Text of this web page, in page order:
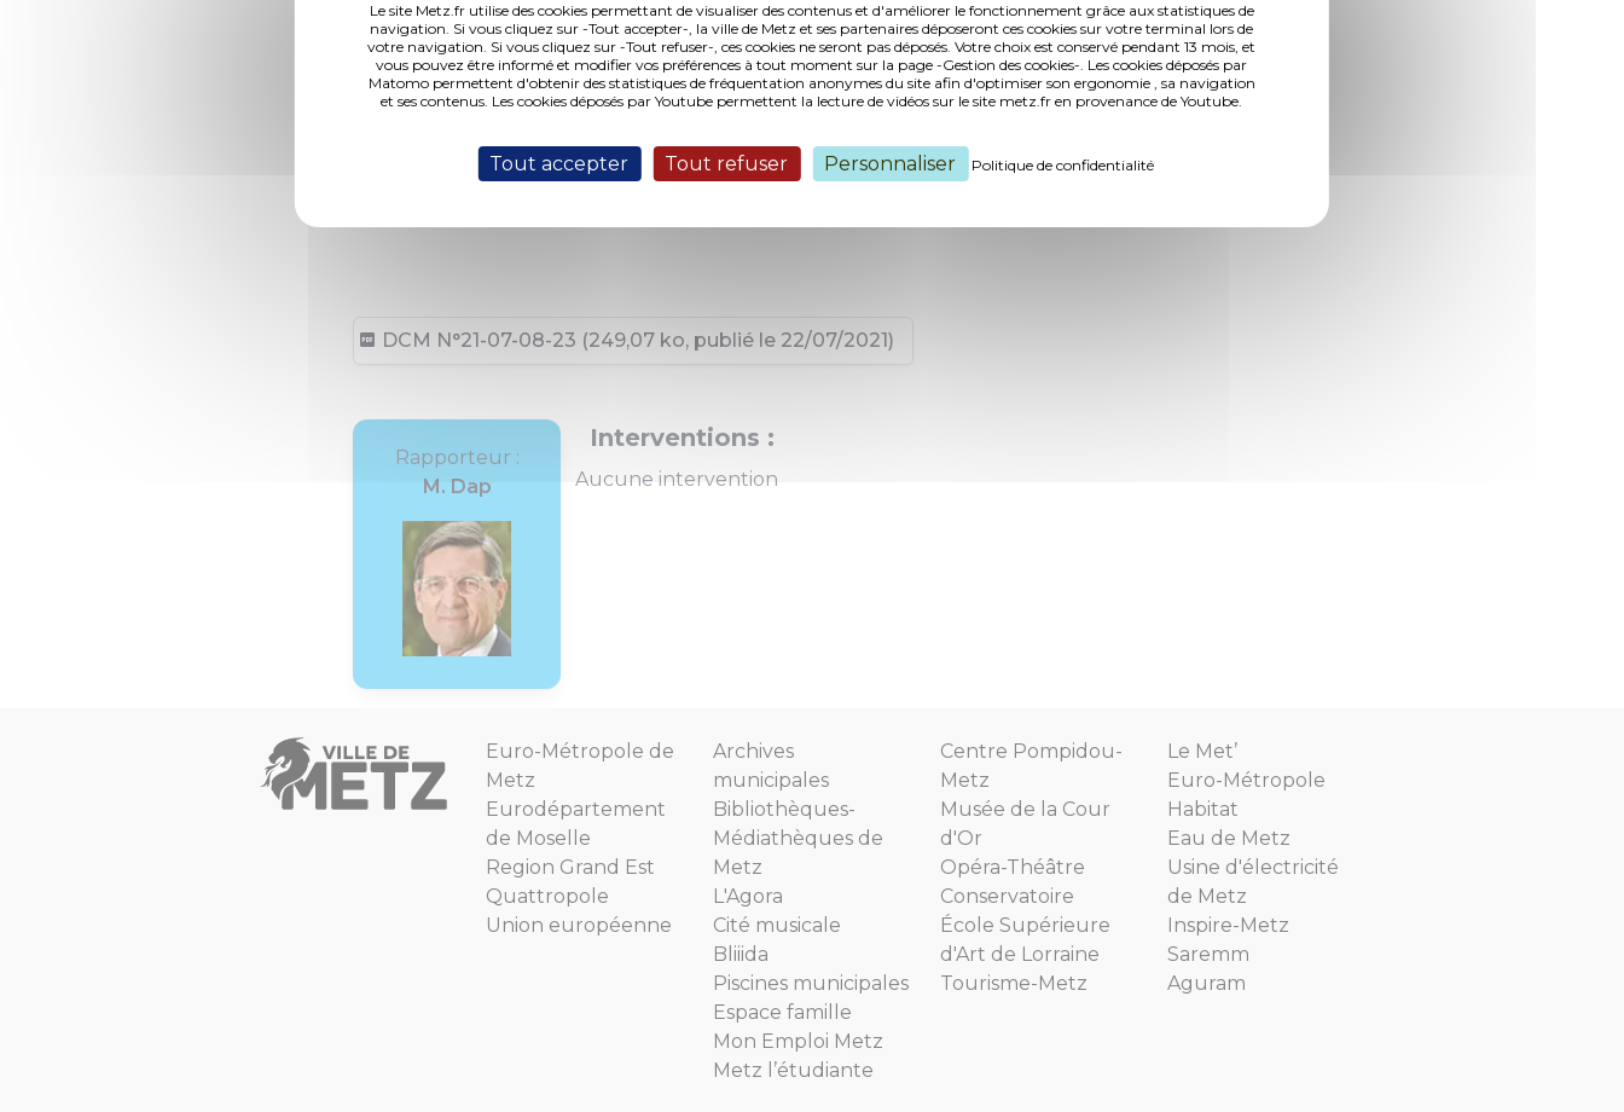
Le site Metz.fr utilise des cookies permettant de visualiser des contenus et d'améliorer le fonctionnement grâce aux statistiques de
navigation. Si vous cliquez sur -Tout accepter-, la ville de Metz et ses partenaires déposeront ces cookies sur votre terminal lors de
votre navigation. Si vous cliquez sur -Tout refuser-, ces cookies ne seront pas déposés. Votre choix est conservé pendant 13 mois, et
vous pouvez être informé et modifier vos préférences à tout moment sur la page -Gestion des cookies-. Les cookies déposés par
Matomo permettent d'obtenir des statistiques de fréquentation anonymes du site afin d'optimiser son ergonomie , sa navigation
et ses contenus. Les cookies déposés par Youtube permettent la lecture de vidéos sur le site metz.fr en provenance de Youtube.
Tout accepter Tout refuser Personnaliser Politique de confidentialité
DCM N°21-07-08-23 (249,07 ko, publié le 22/07/2021)
Rapporteur :
M. Dap
Interventions :
Aucune intervention
Euro-Métropole de
Metz
Eurodépartement
de Moselle
Region Grand Est
Quattropole
Union européenne
Archives
municipales
Bibliothèques-
Médiathèques de
Metz
L'Agora
Cité musicale
Bliiida
Piscines municipales
Espace famille
Mon Emploi Metz
Metz l’étudiante
Centre Pompidou-
Metz
Musée de la Cour
d'Or
Opéra-Théâtre
Conservatoire
École Supérieure
d'Art de Lorraine
Tourisme-Metz
Le Met’
Euro-Métropole
Habitat
Eau de Metz
Usine d'électricité
de Metz
Inspire-Metz
Saremm
Aguram